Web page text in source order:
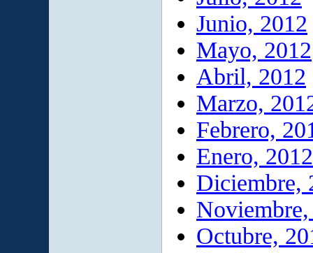
Junio, 2012
Mayo, 2012
Abril, 2012
Marzo,
Febrero,
Enero, 2012
Diciembre,
Octubre,